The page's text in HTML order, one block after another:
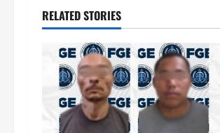
g
RELATED STORIES